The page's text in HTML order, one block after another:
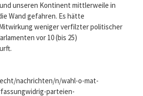
unseren Kontinent mittlerweile in
Wand gefahren. Es hätte
weniger verfilzter politischer
vor 10 (bis 25)
nachrichten/n/wahl-o-mat-
parteien-